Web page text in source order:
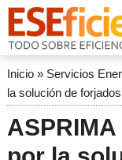
Inicio» Servicios
la solución de